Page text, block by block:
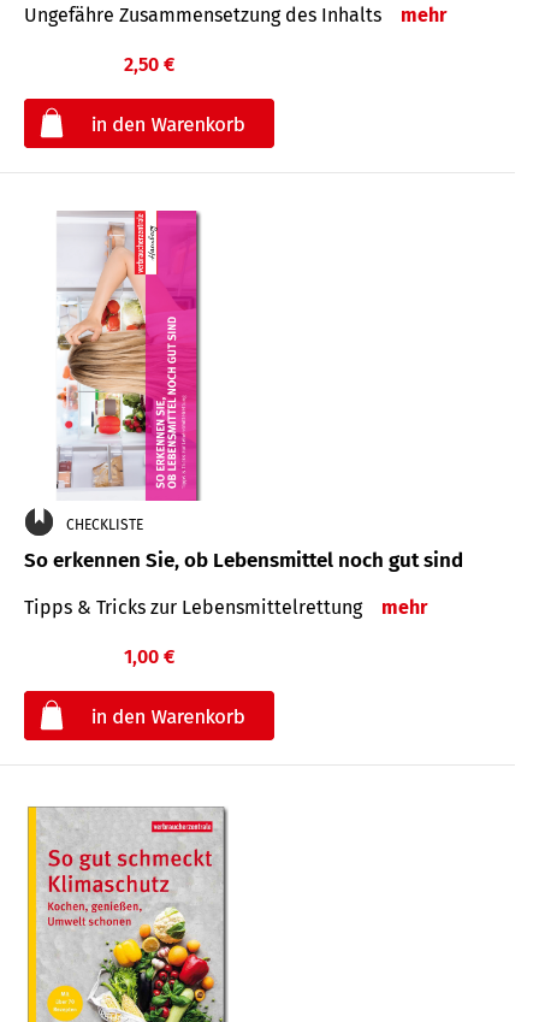
Ungefähre Zusammensetzung des Inhalts mehr
2,50 €
CHECKLISTE
So erkennen Sie, ob Lebensmittel noch gut sind
Tipps & Tricks zur Lebensmittelrettung mehr
1,00 €